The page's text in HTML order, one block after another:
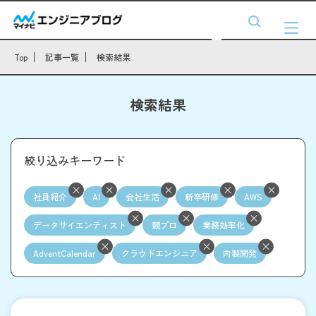
Top 記事一覧 検索結果
検索結果
絞り込みキーワード
社員紹介 AI 会社生活 新卒研修 AWS
データサイエンティスト 競プロ 業務効率化
AdventCalendar クラウドエンジニア 内製開発